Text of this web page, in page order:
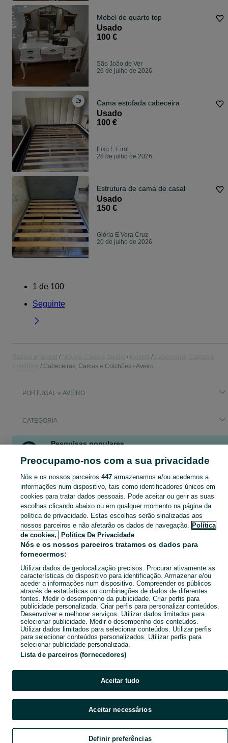
Mobel de quarto top
Usado
100 €
São João de Ver
26 de julho de 2026
Cama estofada cabeceira
Usado
100 €
Eixo E Eirol
28 de julho de 2026
Estrutura de cama de casal
Usado
150 €
Glória E Vera Cruz
20 de julho de 2026
1 de 100
Seguinte
Cabeceiras, Camas e Colchões - Aveiro
PORTUGAL » AVEIRO
CATEGORIA
Pesquisas populares
Navegue pelos últimos anúncios de Cabeceiras, Camas e Colchões em Aveiro no OLX Portugal. Compre e venda produtos locais com facilidade e segurança. Mostrar
Mapa do site
Mapa das freguesias
Mapa de mini-sites
Preocupamo-nos com a sua privacidade
Nós e os nossos parceiros 447armazenamos e/ou acedemos a
informações num dispositivo, tais como identificadores únicos em
cookies para tratar dados pessoais. Pode aceitar ou gerir as suas
escolhas clicando abaixo ou em qualquer momento na página da
política de privacidade. Estas escolhas serão sinalizadas aos
nossos parceiros e não afetarão os dados de navegação. Política
de cookies,
Política De Privacidade
Nós e os nossos parceiros tratamos os dados para
fornecermos:
Utilizar dados de geolocalização precisos. Procurar ativamente as
características do dispositivo para identificação. Armazenar e/ou
aceder a informações num dispositivo. Compreender os públicos
através de estatísticas ou combinações de dados de diferentes
fontes. Medir o desempenho da publicidade. Criar perfis para
publicidade personalizada. Criar perfis para personalizar conteúdos.
Desenvolver e melhorar serviços. Utilizar dados limitados para
selecionar publicidade. Medir o desempenho dos conteúdos.
Utilizar dados limitados para selecionar conteúdos. Utilizar perfis
para selecionar conteúdos personalizados. Utilizar perfis para
selecionar publicidade personalizada.
Lista de parceiros (fornecedores)
Aceitar tudo
Aceitar necessários
Definir preferências